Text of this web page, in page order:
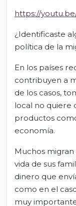
https://
¿Identificaste
política de la
En los países
contribuyen a
de los casos,
local no quiere
productos
economía.
Muchos
vida de sus
dinero que
como en el
muy